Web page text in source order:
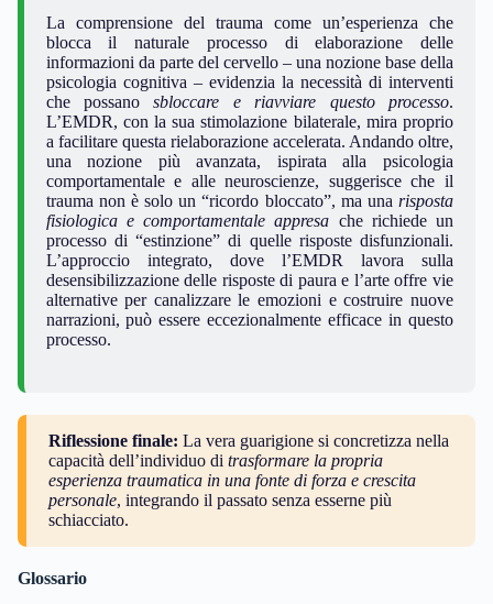
La comprensione del trauma come un’esperienza che
blocca il naturale processo di elaborazione delle
informazioni da parte del cervello – una nozione base della
psicologia cognitiva – evidenzia la necessità di interventi
che possanosbloccare e riavviare questo processo.
L’EMDR, con la sua stimolazione bilaterale, mira proprio
a facilitare questa rielaborazione accelerata. Andando oltre,
una nozione più avanzata, ispirata alla psicologia
comportamentale e alle neuroscienze, suggerisce che il
trauma non è solo un “ricordo bloccato”, ma una risposta
fisiologica e comportamentale appresa che richiede un
processo di “estinzione” di quelle risposte disfunzionali.
L’approccio integrato, dove l’EMDR lavora sulla
desensibilizzazione delle risposte di paura e l’arte offre vie
alternative per canalizzare le emozioni e costruire nuove
narrazioni, può essere eccezionalmente efficace in questo
processo.
Riflessione finale: La vera guarigione si concretizza nella
capacità dell’individuo di trasformare la propria
esperienza traumatica in una fonte di forza e crescita
personale, integrando il passato senza esserne più
schiacciato.
Glossario